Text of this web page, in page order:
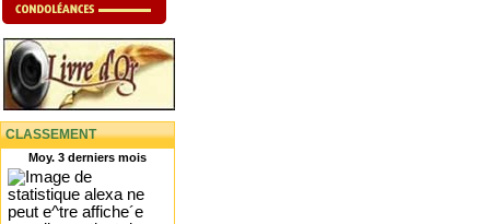
CLASSEMENT
Moy. 3 derniers mois